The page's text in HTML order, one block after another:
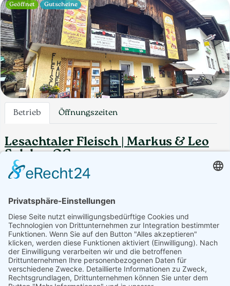
Betrieb Öffnungszeiten
Lesachtaler Fleisch | Markus & Leo
Salcher OG
Fleisch, Geschenke, Getränke, Getreideprodukte, Gourmet-
Zutaten, Honig, Aufstriche & Co, Milchprodukte
Bauchspeck, Blutwurst, Bratenfleisch, Bratlschmalz,
Cordon Bleu, Edelhirschrohwurst, Extrawurst,
Faschiertes, Fleischkrapfen, Frankfurter
Jetzt geöffnet Bio Webseite
Österreich - 9654 St. Lorenzen im Lesachtal - St. Lorenzen
im Lesachtal 42
+43 4716 22713
Geöffnet Gutscheine